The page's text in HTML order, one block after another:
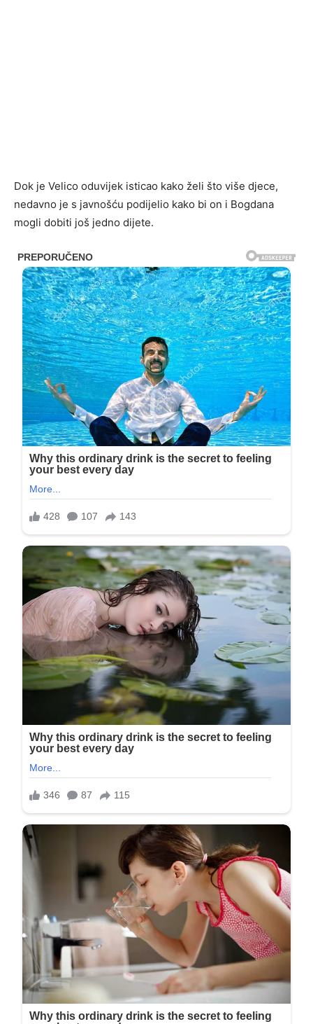
Dok je Velico oduvijek isticao kako želi što više djece,
nedavno je s javnošću podijelio kako bi on i Bogdana
mogli dobiti još jedno dijete.